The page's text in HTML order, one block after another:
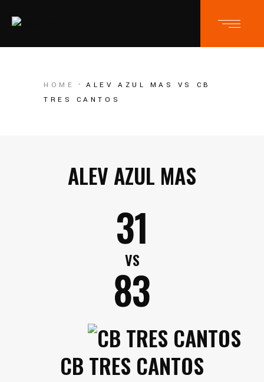
HOME
ALEV AZUL MAS VS CB
TRES CANTOS
ALEV AZUL MAS
31
VS
83
CB TRES CANTOS